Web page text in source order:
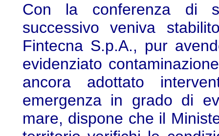
Con la conferenza di
successivo veniva
Fintecna S.p.A., pur
evidenziato
ancora adottato
emergenza in grado di
mare, dispone che il